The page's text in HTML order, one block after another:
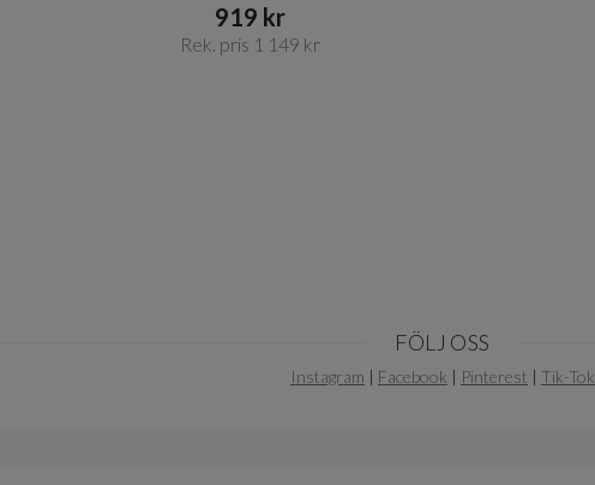
919 kr​​
Rek. pris 1 149 kr​​
FÖLJ OSS
Instagram | Facebook | Pinterest | Tik-Tok